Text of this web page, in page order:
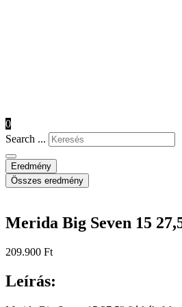
0
Search ...
Eredmény
Összes eredmény
Merida Big Seven 15
209.900 Ft
Leírás: